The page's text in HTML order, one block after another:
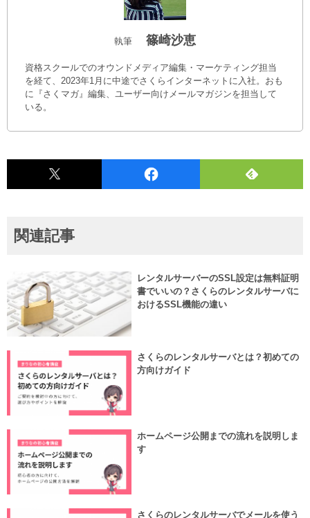
執筆 篠崎沙恵
資格スクールでのオウンドメディア編集・マーケティング担当
を経て、2023年1月に中途でさくらインターネットに入社。おも
に『さくマガ』編集、ユーザー向けメールマガジンを担当して
いる。
関連記事
レンタルサーバーのSSL設定は無料証明
書でいいの？さくらのレンタルサーバに
おけるSSL機能の違い
さくらのレンタルサーバとは？初めての
方向けガイド
ホームページ公開までの流れを説明しま
す
さくらのレンタルサーバでメールを使う